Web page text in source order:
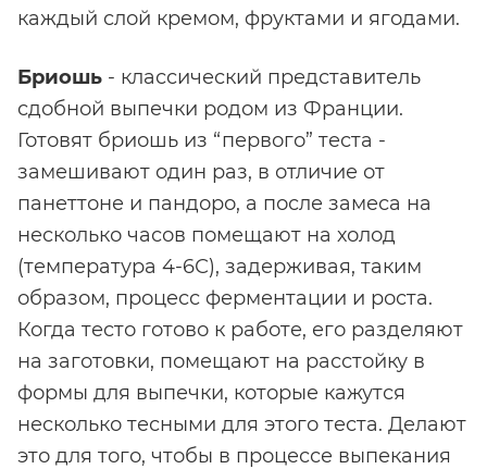
каждый слой кремом, фруктами и ягодами.
Бриошь - классический представитель
сдобной выпечки родом из Франции.
Готовят бриошь из “первого” теста -
замешивают один раз, в отличие от
панеттоне и пандоро, а после замеса на
несколько часов помещают на холод
(температура 4-6С), задерживая, таким
образом, процесс ферментации и роста.
Когда тесто готово к работе, его разделяют
на заготовки, помещают на расстойку в
формы для выпечки, которые кажутся
несколько тесными для этого теста. Делают
это для того, чтобы в процессе выпекания